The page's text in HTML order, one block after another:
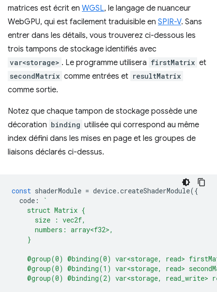
matrices est écrit en WGSL, le langage de nuanceur
WebGPU, qui est facilement traduisible en SPIR-V. Sans
entrer dans les détails, vous trouverez ci-dessous les
trois tampons de stockage identifiés avec
var<storage> . Le programme utilisera firstMatrix et
secondMatrix comme entrées et resultMatrix
comme sortie.
Notez que chaque tampon de stockage possède une
décoration binding utilisée qui correspond au même
index défini dans les mises en page et les groupes de
liaisons déclarés ci-dessus.
const shaderModule = device.createShaderModule({
code :
`
    struct Matrix {
      size : vec2f,
      numbers: array<f32>,
    }
@group(0) @binding(0) var<storage, read>
@group(0) @binding(1) var<storage, read>
@group(0) @binding(2) var<storage, read_write>